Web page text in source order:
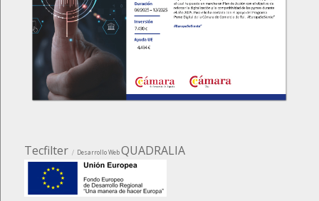
Tecfilter Desarrollo WebQUADRALIA